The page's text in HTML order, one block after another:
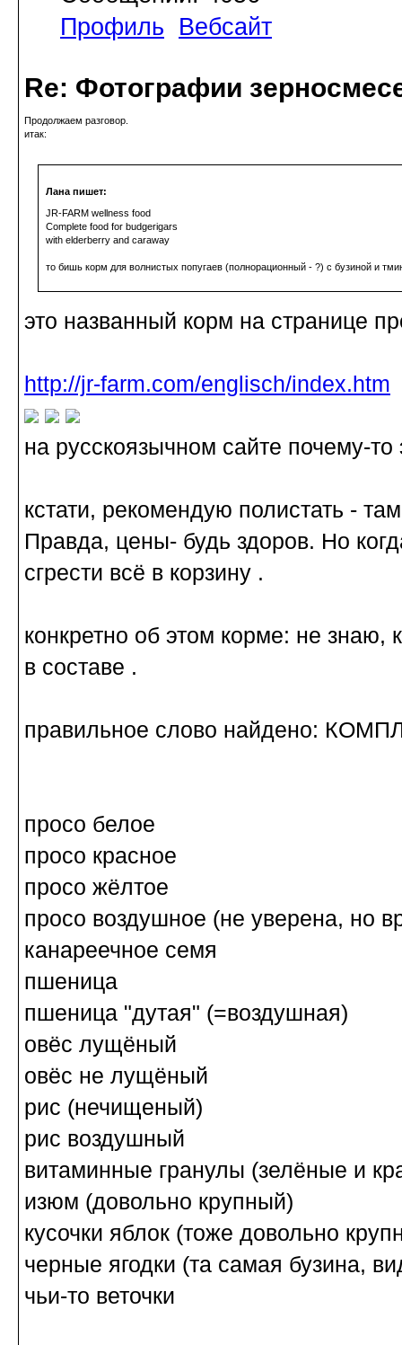
Профиль
Вебсайт
Re: Фотографии
Продолжаем разговор.
итак:
Лана пишет:
JR-FARM wellness food
Complete food for budgerigars
with elderberry and caraway
то бишь корм для волнистых попугаев (полнорационный - ?) с бузиной и
это названный корм на странице
http://jr-farm.com/englisch/index.htm
на русскоязычном сайте почему-
кстати, рекомендую полистать -
Правда, цены- будь здоров. Но
сгрести всё в корзину .
конкретно об этом корме: не знаю,
в составе .
правильное слово найдено:
просо белое
просо красное
просо жёлтое
просо воздушное (не уверена, но
канареечное семя
пшеница
пшеница "дутая" (=воздушная)
овёс лущёный
овёс не лущёный
рис (нечищеный)
рис воздушный
витаминные гранулы (зелёные и
изюм (довольно крупный)
кусочки яблок (тоже довольно
черные ягодки (та самая бузина,
чьи-то веточки